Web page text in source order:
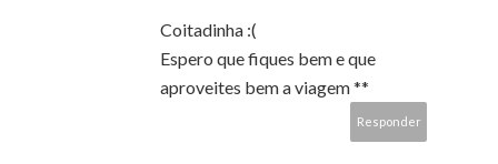
Coitadinha :(
Espero que fiques bem e que
aproveites bem a viagem **
Responder